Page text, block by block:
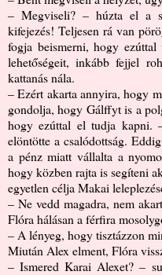
– Megviseli? – húzta el a
kifejezés! Teljesen rá van
fogja beismerni, hogy ezúttal
lehetőségeit, inkább fejjel
kattanás nála.
– Ezért akarta annyira, hogy
gondolja, hogy Gálffyt is a
hogy ezúttal el tudja kapni.
elöntötte a csalódottság.
a pénz miatt vállalta a
hogy közben rajta is segíteni
egyetlen célja Makai
– Ne vedd magadra, nem
Flóra hálásan a férfira
– A lényeg, hogy tisztázzon
Miután Alex elment, Flóra
– Ismered Karai Alexet? –